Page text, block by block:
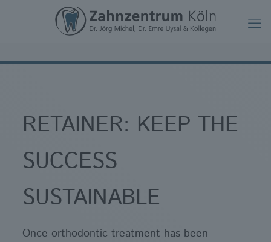
RETAINER: KEEP THE
SUCCESS
SUSTAINABLE
Once orthodontic treatment has been